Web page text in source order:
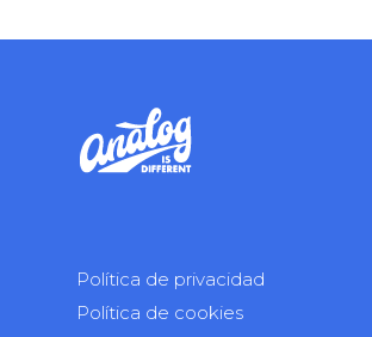
Política de privacidad
Política de cookies